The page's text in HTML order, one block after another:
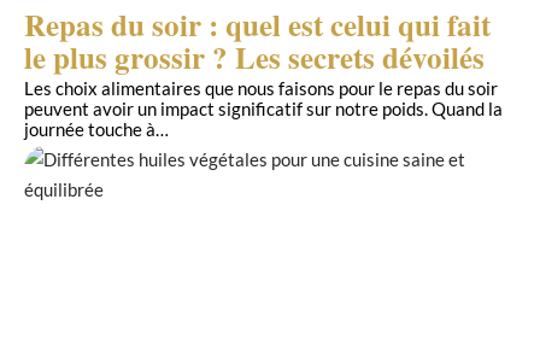
Repas du soir : quel est celui qui fait
le plus grossir ? Les secrets dévoilés
Les choix alimentaires que nous faisons pour le repas du soir
peuvent avoir un impact significatif sur notre poids. Quand la
journée touche à